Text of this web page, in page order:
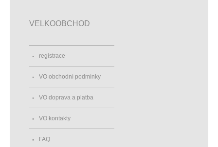
VELKOOBCHOD
registrace
VO obchodní podmínky
VO doprava a platba
VO kontakty
FAQ